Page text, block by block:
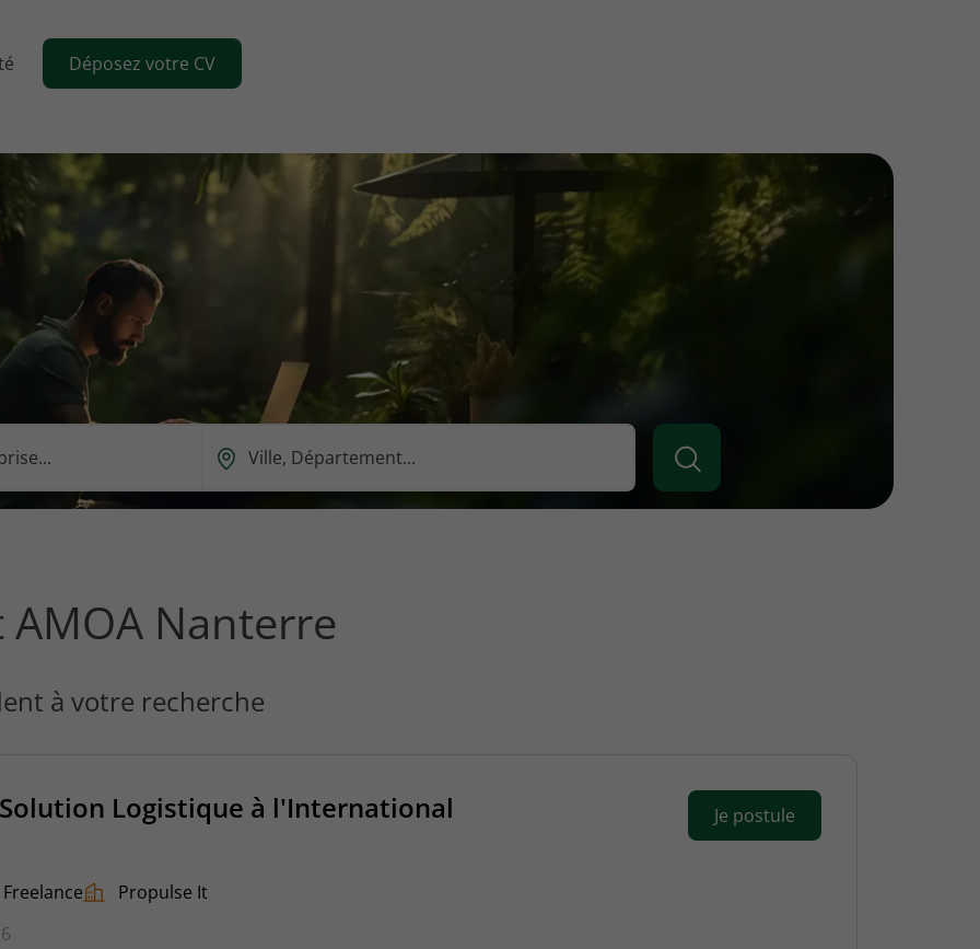
Déposez votre CV
Ou
ce
?
Nanterre
à votre recherche
Logistique à l'International
Freelance
Propulse It
Je postule